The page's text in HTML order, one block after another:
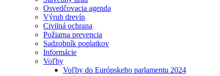
Osvedčovacia agenda
Výrub drevín
Civilná ochrana
Požiarna prevencia
Sadzobník poplatkov
Informácie
Voľby
Voľby do Európskeho parlamentu 2024